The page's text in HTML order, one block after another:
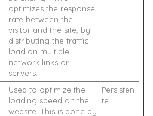
optimizes the response
rate between the
visitor and the site, by
distributing the traffic
load on multiple
network links or
servers.
Used to optimize the
loading speed on the
website. This is done by
Persisten
te